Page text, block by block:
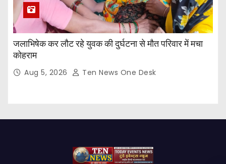
जलाभिषेक कर लौट रहे युवक की दुर्घटना से मौत परिवार में मचा
कोहराम
Aug 5, 2026 Ten News One Desk